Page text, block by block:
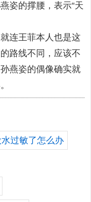
姿的撑腰，表示“天
连王菲本人也是这
路线不同，应该不
燕姿的偶像确实就
水过敏了怎么办